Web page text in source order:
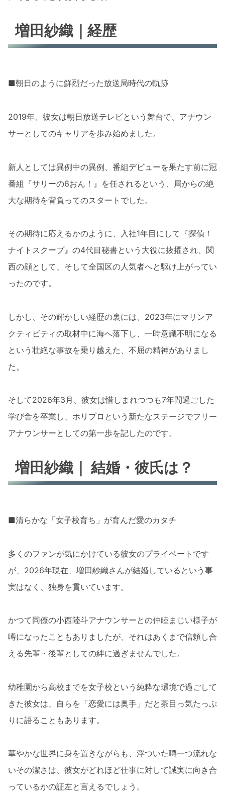
増田紗織｜経歴
■朝日のように鮮烈だった放送局時代の軌跡
2019年、彼女は朝日放送テレビという舞台で、アナウン
サーとしてのキャリアを歩み始めました。
新人としては異例中の異例、番組デビューを果たす前に冠
番組『サリーの6おん！』を任されるという、局からの絶
大な期待を背負ってのスタートでした。
その期待に応えるかのように、入社1年目にして『探偵！
ナイトスクープ』の4代目秘書という大役に抜擢され、関
西の顔として、そして全国区の人気者へと駆け上がってい
ったのです。
しかし、その輝かしい経歴の裏には、2023年にマリンア
クティビティの取材中に海へ落下し、一時意識不明になる
という壮絶な事故を乗り越えた、不屈の精神がありまし
た。
そして2026年3月、彼女は惜しまれつつも7年間過ごした
学び舎を卒業し、ホリプロという新たなステージでフリー
アナウンサーとしての第一歩を記したのです。
増田紗織｜ 結婚・彼氏は？
■清らかな「女子校育ち」が育んだ愛のカタチ
多くのファンが気にかけている彼女のプライベートです
が、2026年現在、増田紗織さんが結婚しているという事
実はなく、独身を貫いています。
かつて同僚の小西陸斗アナウンサーとの仲睦まじい様子が
噂になったこともありましたが、それはあくまで信頼し合
える先輩・後輩としての絆に過ぎませんでした。
幼稚園から高校までを女子校という純粋な環境で過ごして
きた彼女は、自らを「恋愛には奥手」だと茶目っ気たっぷ
りに語ることもあります。
華やかな世界に身を置きながらも、浮ついた噂一つ流れな
いその潔さは、彼女がどれほど仕事に対して誠実に向き合
っているかの証左と言えるでしょう。